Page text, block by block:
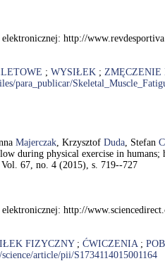
http://
; WYSIŁEK ; ZMĘCZENIE
para_publicar/
Majerczak, Krzysztof Duda, Stefan
during physical exercise in
67, no. 4 (2015), s. 719--727
http://
FIZYCZNY; ĆWICZENIA;
article/pii/S1734114015001164